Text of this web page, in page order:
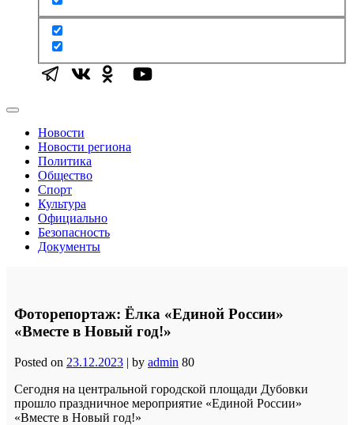
Новости
Новости региона
Политика
Общество
Спорт
Культура
Официально
Безопасность
Документы
Фоторепортаж: Ёлка «Единой России»
«Вместе в Новый год!»
Posted on 23.12.2023 | by admin 80
Сегодня на центральной городской площади Дубовки
прошло праздничное мероприятие «Единой России»
«Вместе в Новый год!»